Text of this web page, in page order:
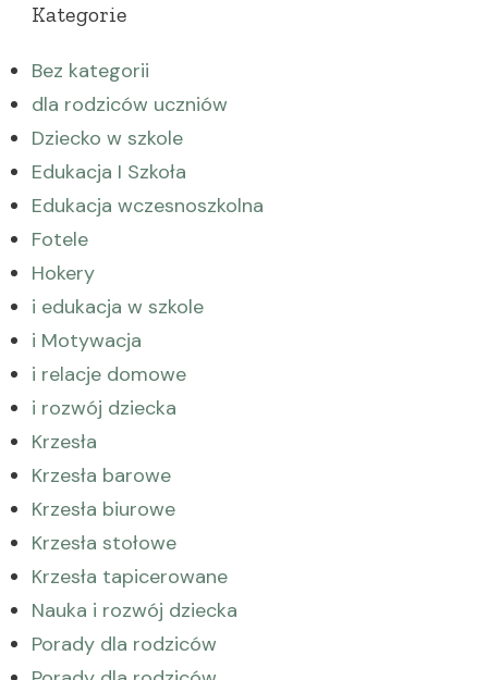
Kategorie
Bez kategorii
dla rodziców uczniów
Dziecko w szkole
Edukacja I Szkoła
Edukacja wczesnoszkolna
Fotele
Hokery
i edukacja w szkole
i Motywacja
i relacje domowe
i rozwój dziecka
Krzesła
Krzesła barowe
Krzesła biurowe
Krzesła stołowe
Krzesła tapicerowane
Nauka i rozwój dziecka
Porady dla rodziców